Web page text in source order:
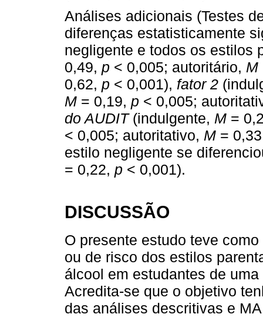
Análises adicionais (Testes
diferenças estatisticamente
negligente e todos os estilos
0,49, p < 0,005; autoritário, M
0,62, p < 0,001), fator 2
M = 0,19, p < 0,005;
do AUDIT(indulgente, M =
< 0,005; autoritativo, M =
estilo negligente se
= 0,22, p < 0,001).
DISCUSSÃO
O presente estudo teve
ou de risco dos estilos
álcool em estudantes de
Acredita-se que o objetivo
das análises descritivas e